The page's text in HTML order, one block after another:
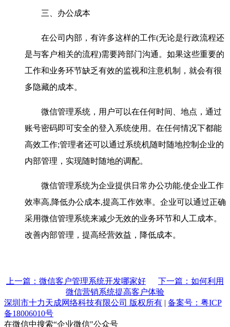
三、办公成本
在公司内部，有许多这样的工作(无论是行政流程还
是与客户相关的流程)需要跨部门沟通。如果这些重要的
工作和业务环节缺乏有效的监视和注意机制，就会有很
多隐藏的成本。
微信管理系统，用户可以在任何时间、地点，通过
账号密码即可安全的登入系统使用。在任何情况下都能
高效工作;管理者还可以通过系统机随时随地控制企业的
内部管理，实现随时随地的调配。
微信管理系统为企业提供日常办公功能,使企业工作
效率高,降低办公成本,提高工作效率。企业可以通过正确
采用微信管理系统来减少无效的业务环节和人工成本。
改善内部管理，提高经营效益，降低成本。
上一篇：微信客户管理系统开发哪家好
下一篇：如何利用
微信营销系统提高客户体验
深圳市十力天成网络科技有限公司 版权所有 | 备案号：粤ICP
备18006010号
在微信中搜索“企业微信"公众号